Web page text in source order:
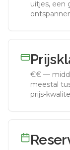
uitjes, een
€€ —
meestal
prijs-